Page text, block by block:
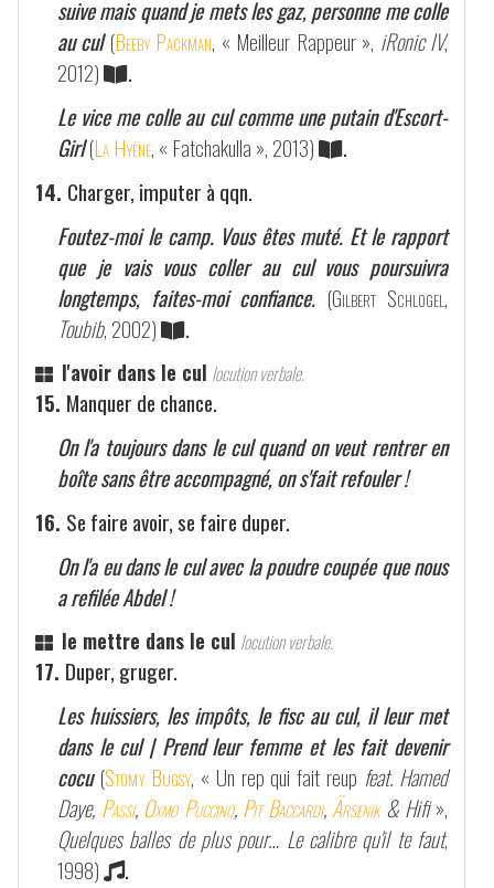
suive mais quand je mets les gaz, personne me colle
au cul (Beeby Packman, « Meilleur Rappeur », iRonic IV,
2012)
.
Le vice me colle au cul comme une putain d'Escort-
Girl (La Hyène, « Fatchakulla », 2013)
.
14. Charger, imputer à qqn.
Foutez-moi le camp. Vous êtes muté. Et le rapport
que je vais vous coller au cul vous poursuivra
longtemps, faites-moi confiance. (Gilbert Schlogel,
Toubib, 2002) .
l'avoir dans le cul locution verbale.
15. Manquer de chance.
On l'a toujours dans le cul quand on veut rentrer en
boîte sans être accompagné, on s'fait refouler !
16. Se faire avoir, se faire duper.
On l'a eu dans le cul avec la poudre coupée que nous
a refilée Abdel !
le mettre dans le cul locution verbale.
17. Duper, gruger.
Les huissiers, les impôts, le fisc au cul, il leur met
dans le cul | Prend leur femme et les fait devenir
cocu (Stomy Bugsy, « Un rep qui fait reup feat. Hamed
Daye, Passi, Oxmo Puccino, Pit Baccardi,Ärsenik& Hifi»,
Quelques balles de plus pour… Le calibre qu'il te faut,
1998)
.